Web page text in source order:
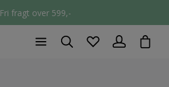
Fri fragt over 599,-